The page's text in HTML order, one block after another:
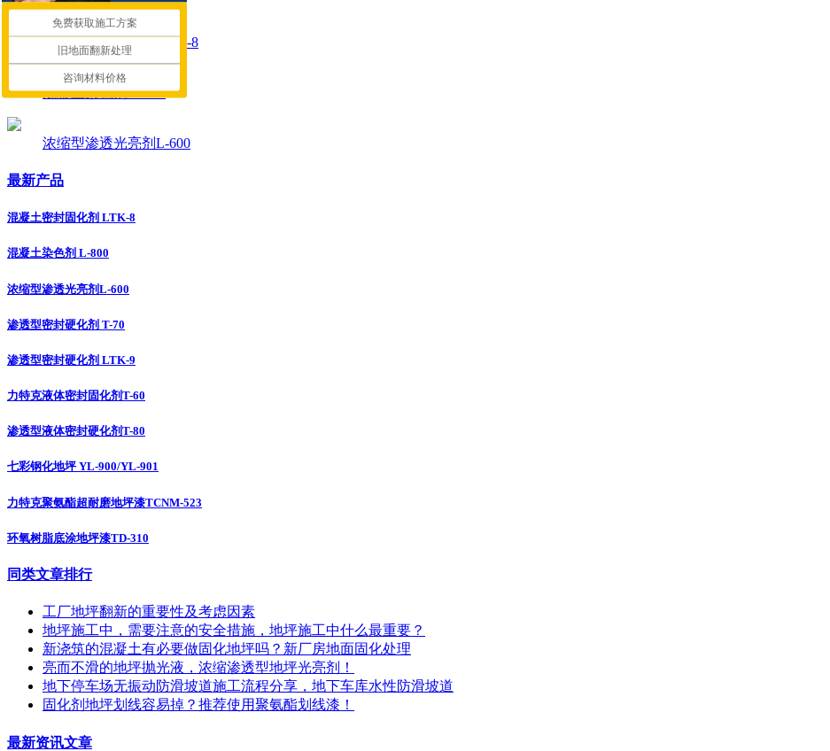
混凝土密封固化剂 LTK-8
混凝土染色剂 L-800
浓缩型渗透光亮剂L-600
最新产品
混凝土密封固化剂 LTK-8
混凝土染色剂 L-800
浓缩型渗透光亮剂L-600
渗透型密封硬化剂 T-70
渗透型密封硬化剂 LTK-9
力特克液体密封固化剂T-60
渗透型液体密封硬化剂T-80
七彩钢化地坪 YL-900/YL-901
力特克聚氨酯超耐磨地坪漆TCNM-523
环氧树脂底涂地坪漆TD-310
同类文章排行
工厂地坪翻新的重要性及考虑因素
地坪施工中，需要注意的安全措施，地坪施工中什么最重要？
新浇筑的混凝土有必要做固化地坪吗？新厂房地面固化处理
亮而不滑的地坪抛光液，浓缩渗透型地坪光亮剂！
地下停车场无振动防滑坡道施工流程分享，地下车库水性防滑坡道
固化剂地坪划线容易掉？推荐使用聚氨酯划线漆！
最新资讯文章
免费获取施工方案
旧地面翻新处理
咨询材料价格